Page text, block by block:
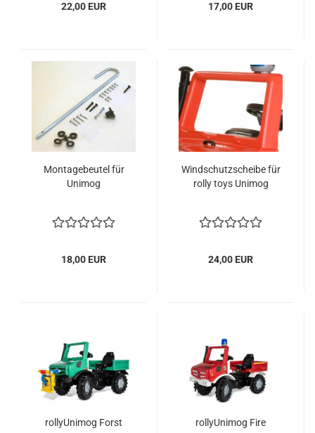
22,00 EUR 17,00 EUR
Montagebeutel für
Unimog
18,00 EUR
Windschutzscheibe für
rolly toys Unimog
24,00 EUR
rollyUnimog Forst rollyUnimog Fire